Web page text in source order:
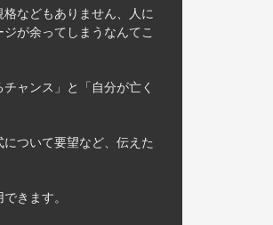
などもありません、人に
が余ってしまうなんてこ
ャンス」と「自分が亡く
ついて要望など、伝えた
きます。